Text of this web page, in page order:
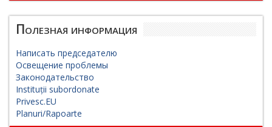
Полезная информация
Написать председателю
Освещение проблемы
Законодательство
Instituții subordonate
Privesc.EU
Planuri/Rapoarte